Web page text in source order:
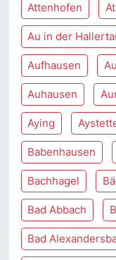
Attenhofen
Au in der
Aufhausen
Auhausen
Aying
Babenhausen
Bachhagel
Bad Abbach
Bad